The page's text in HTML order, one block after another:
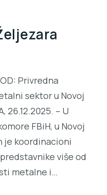
Privredna
sektor u Novoj
26.12.2025. – U
FBiH, u Novoj
je koordinacioni
više od
metalne i…